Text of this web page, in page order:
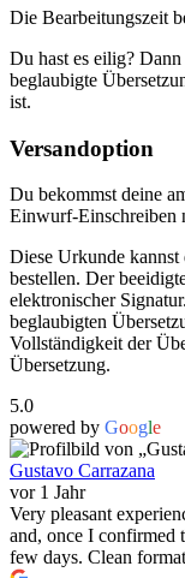
Die Bearbeitungszeit
Du hast es eilig?
beglaubigte
ist.
Versandoption
Du bekommst deine
Einwurf-Einschreiben
Diese Urkunde kannst
bestellen. Der
elektronischer
beglaubigten
Vollständigkeit der
Übersetzung.
5.0
powered by Google
Gustavo Carrazana
vor 1 Jahr
Very pleasant
and, once I confirmed
few days. Clean